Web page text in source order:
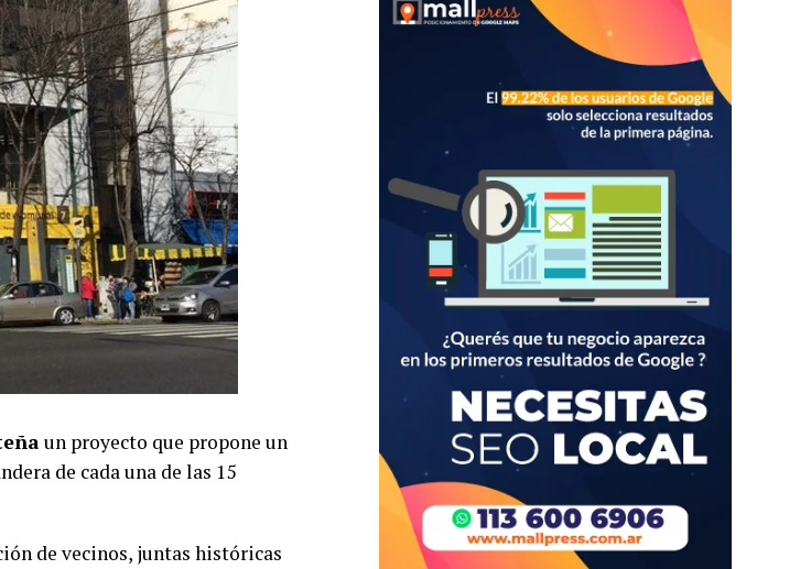
un proyecto que propone un
de cada una de las 15
de vecinos, juntas históricas